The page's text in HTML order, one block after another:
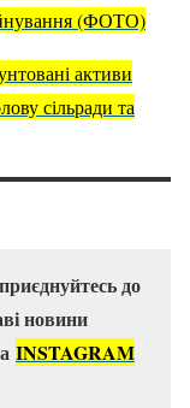
(ФОТО)
активи
сільради та
до
новини
ІNSTAGRAM